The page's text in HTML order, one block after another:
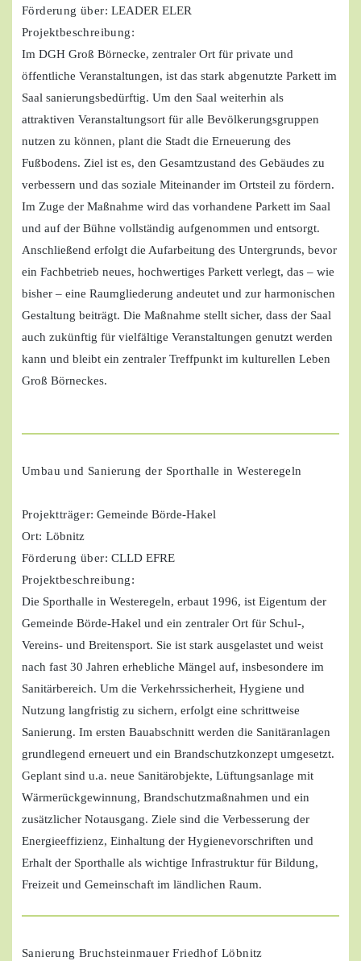
Förderung über: LEADER ELER
Projektbeschreibung:
Im DGH Groß Börnecke, zentraler Ort für private und
öffentliche Veranstaltungen, ist das stark abgenutzte Parkett im
Saal sanierungsbedürftig. Um den Saal weiterhin als
attraktiven Veranstaltungsort für alle Bevölkerungsgruppen
nutzen zu können, plant die Stadt die Erneuerung des
Fußbodens. Ziel ist es, den Gesamtzustand des Gebäudes zu
verbessern und das soziale Miteinander im Ortsteil zu fördern.
Im Zuge der Maßnahme wird das vorhandene Parkett im Saal
und auf der Bühne vollständig aufgenommen und entsorgt.
Anschließend erfolgt die Aufarbeitung des Untergrunds, bevor
ein Fachbetrieb neues, hochwertiges Parkett verlegt, das – wie
bisher – eine Raumgliederung andeutet und zur harmonischen
Gestaltung beiträgt. Die Maßnahme stellt sicher, dass der Saal
auch zukünftig für vielfältige Veranstaltungen genutzt werden
kann und bleibt ein zentraler Treffpunkt im kulturellen Leben
Groß Börneckes.
Umbau und Sanierung der Sporthalle in Westeregeln
Projektträger: Gemeinde Börde-Hakel
Ort: Löbnitz
Förderung über: CLLD EFRE
Projektbeschreibung:
Die Sporthalle in Westeregeln, erbaut 1996, ist Eigentum der
Gemeinde Börde-Hakel und ein zentraler Ort für Schul-,
Vereins- und Breitensport. Sie ist stark ausgelastet und weist
nach fast 30 Jahren erhebliche Mängel auf, insbesondere im
Sanitärbereich. Um die Verkehrssicherheit, Hygiene und
Nutzung langfristig zu sichern, erfolgt eine schrittweise
Sanierung. Im ersten Bauabschnitt werden die Sanitäranlagen
grundlegend erneuert und ein Brandschutzkonzept umgesetzt.
Geplant sind u.a. neue Sanitärobjekte, Lüftungsanlage mit
Wärmerückgewinnung, Brandschutzmaßnahmen und ein
zusätzlicher Notausgang. Ziele sind die Verbesserung der
Energieeffizienz, Einhaltung der Hygienevorschriften und
Erhalt der Sporthalle als wichtige Infrastruktur für Bildung,
Freizeit und Gemeinschaft im ländlichen Raum.
Sanierung Bruchsteinmauer Friedhof Löbnitz